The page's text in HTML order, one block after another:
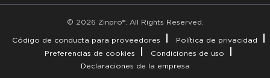
© 2026 Zinpro®. All Rights Reserved.
Código de conducta para proveedores
Política de privacidad
Preferencias de cookies
Condiciones de uso
Declaraciones de la empresa